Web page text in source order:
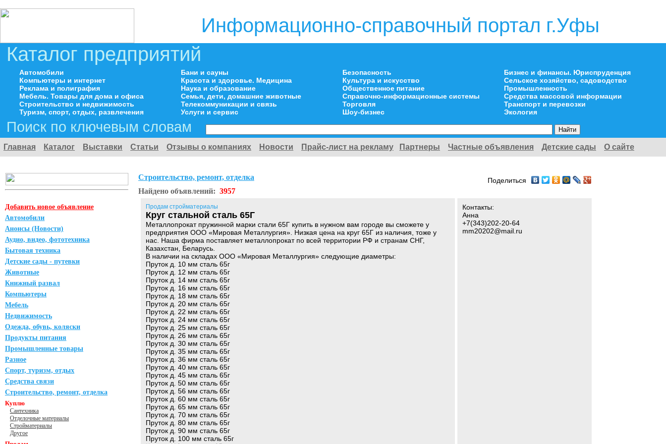
Информационно-справочный портал г.Уфы
Каталог предприятий
Автомобили
Компьютеры и интернет
Реклама и полиграфия
Мебель. Товары для дома и офиса
Строительство и недвижимость
Туризм, спорт, отдых, развлечения
Бани и сауны
Красота и здоровье. Медицина
Наука и образование
Семья, дети, домашние животные
Телекоммуникации и связь
Услуги и сервис
Безопасность
Культура и искусство
Общественное питание
Справочно-информационные системы
Торговля
Шоу-бизнес
Бизнес и финансы. Юриспруденция
Сельское хозяйство, садоводство
Промышленность
Средства массовой информации
Транспорт и перевозки
Экология
Поиск по ключевым словам
Главная Каталог Выставки Статьи Отзывы о компаниях Новости Прайс-лист на рекламу Партнеры Частные объявления Детские сады О сайте
Добавить новое объявление
Автомобили
Анонсы (Новости)
Аудио, видео, фототехника
Бытовая техника
Детские сады - путевки
Животные
Книжный развал
Компьютеры
Мебель
Недвижимость
Одежда, обувь, коляски
Продукты питания
Промышленные товары
Разное
Спорт, туризм, отдых
Средства связи
Строительство, ремонт, отделка
Куплю
Сантехника
Отделочные материалы
Стройматериалы
Другое
Строительство, ремонт, отделка Поделиться
Найдено объявлений: 3957
Продам стройматериалы
Круг стальной сталь 65Г
Металлопрокат пружинной марки стали 65Г купить в нужном вам городе вы сможете у
предприятия ООО «Мировая Металлургия». Низкая цена на круг 65Г из наличия, тоже у
нас. Наша фирма поставляет металлопрокат по всей территории РФ и странам СНГ,
Казахстан, Беларусь.
В наличии на складах ООО «Мировая Металлургия» следующие диаметры:
Пруток д. 10 мм сталь 65г
Пруток д. 12 мм сталь 65г
Пруток д. 14 мм сталь 65г
Пруток д. 16 мм сталь 65г
Пруток д. 18 мм сталь 65г
Пруток д. 20 мм сталь 65г
Пруток д. 22 мм сталь 65г
Пруток д. 24 мм сталь 65г
Пруток д. 25 мм сталь 65г
Пруток д. 26 мм сталь 65г
Пруток д. 30 мм сталь 65г
Пруток д. 35 мм сталь 65г
Пруток д. 36 мм сталь 65г
Пруток д. 40 мм сталь 65г
Пруток д. 45 мм сталь 65г
Пруток д. 50 мм сталь 65г
Пруток д. 56 мм сталь 65г
Пруток д. 60 мм сталь 65г
Пруток д. 65 мм сталь 65г
Пруток д. 70 мм сталь 65г
Пруток д. 80 мм сталь 65г
Пруток д. 90 мм сталь 65г
Пруток д. 100 мм сталь 65г
Контакты:
Анна
+7(343)202-20-64
mm20202@mail.ru